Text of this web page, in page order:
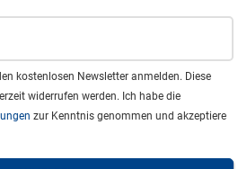
kostenlosen Newsletter anmelden. Diese
widerrufen werden. Ich habe die
zur Kenntnis genommen und akzeptiere